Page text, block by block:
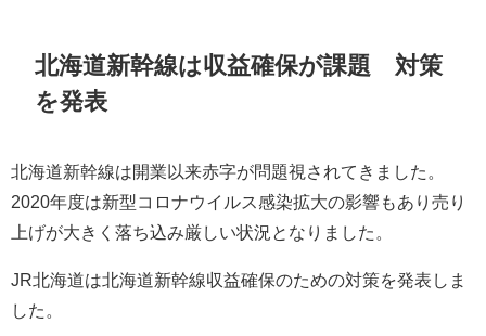
北海道新幹線は収益確保が課題 対策
を発表
北海道新幹線は開業以来赤字が問題視されてきました。
2020年度は新型コロナウイルス感染拡大の影響もあり売り
上げが大きく落ち込み厳しい状況となりました。
JR北海道は北海道新幹線収益確保のための対策を発表しま
した。